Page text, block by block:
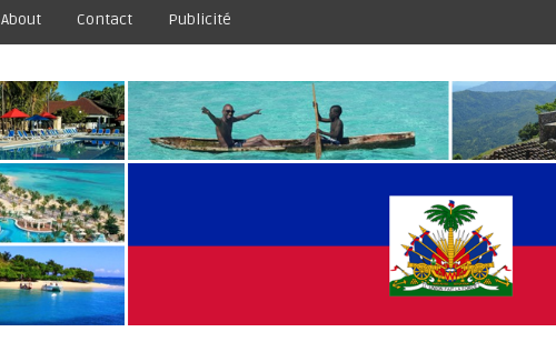
About Contact Publicité